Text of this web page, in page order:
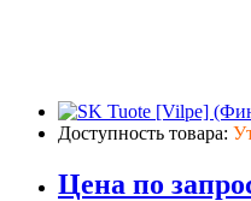
Доступность товара:
Цена по